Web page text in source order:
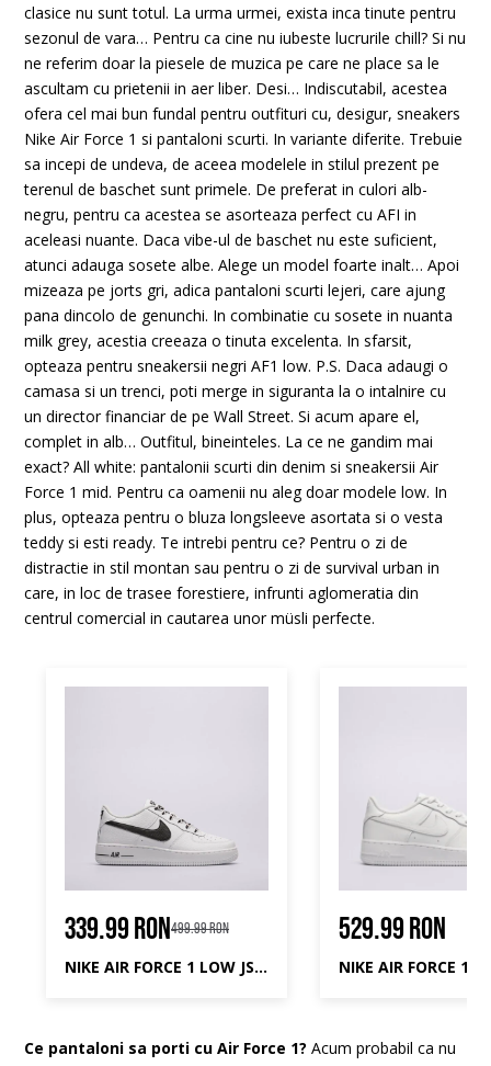
clasice nu sunt totul. La urma urmei, exista inca tinute pentru
sezonul de vara… Pentru ca cine nu iubeste lucrurile chill? Si nu
ne referim doar la piesele de muzica pe care ne place sa le
ascultam cu prietenii in aer liber. Desi… Indiscutabil, acestea
ofera cel mai bun fundal pentru outfituri cu, desigur, sneakers
Nike Air Force 1 si pantaloni scurti. In variante diferite. Trebuie
sa incepi de undeva, de aceea modelele in stilul prezent pe
terenul de baschet sunt primele. De preferat in culori alb-
negru, pentru ca acestea se asorteaza perfect cu AFI in
aceleasi nuante. Daca vibe-ul de baschet nu este suficient,
atunci adauga sosete albe. Alege un model foarte inalt… Apoi
mizeaza pe jorts gri, adica pantaloni scurti lejeri, care ajung
pana dincolo de genunchi. In combinatie cu sosete in nuanta
milk grey, acestia creeaza o tinuta excelenta. In sfarsit,
opteaza pentru sneakersii negri AF1 low. P.S. Daca adaugi o
camasa si un trenci, poti merge in siguranta la o intalnire cu
un director financiar de pe Wall Street. Si acum apare el,
complet in alb… Outfitul, bineinteles. La ce ne gandim mai
exact? All white: pantalonii scurti din denim si sneakersii Air
Force 1 mid. Pentru ca oamenii nu aleg doar modele low. In
plus, opteaza pentru o bluza longsleeve asortata si o vesta
teddy si esti ready. Te intrebi pentru ce? Pentru o zi de
distractie in stil montan sau pentru o zi de survival urban in
care, in loc de trasee forestiere, infrunti aglomeratia din
centrul comercial in cautarea unor müsli perfecte.
339.99 RON499.99 RON
NIKE AIR FORCE 1 LOW JS BG
529.99 RON
NIKE AIR FORCE 1
Ce pantaloni sa porti cu Air Force 1? Acum probabil ca nu